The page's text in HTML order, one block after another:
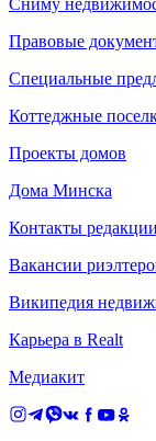
Сниму
Правовые
Специальные
Коттеджные
Проекты домов
Дома Минска
Контакты редакции
Вакансии
Википедия
Карьера в Realt
Медиакит